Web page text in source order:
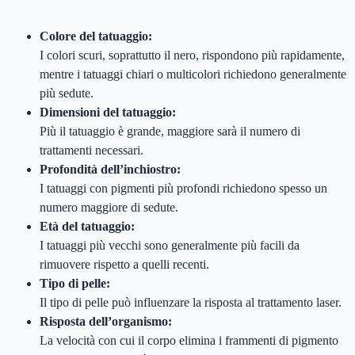
Colore del tatuaggio:
I colori scuri, soprattutto il nero, rispondono più rapidamente,
mentre i tatuaggi chiari o multicolori richiedono generalmente
più sedute.
Dimensioni del tatuaggio:
Più il tatuaggio è grande, maggiore sarà il numero di
trattamenti necessari.
Profondità dell’inchiostro:
I tatuaggi con pigmenti più profondi richiedono spesso un
numero maggiore di sedute.
Età del tatuaggio:
I tatuaggi più vecchi sono generalmente più facili da
rimuovere rispetto a quelli recenti.
Tipo di pelle:
Il tipo di pelle può influenzare la risposta al trattamento laser.
Risposta dell’organismo:
La velocità con cui il corpo elimina i frammenti di pigmento